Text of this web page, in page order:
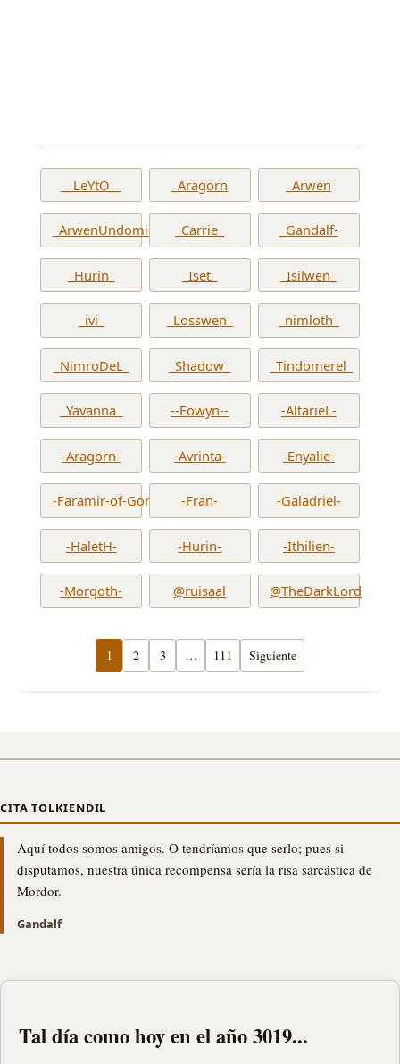
__LeYtO__ _Aragorn _Arwen
_ArwenUndomiel_ _Carrie_ _Gandalf-
_Hurin_ _Iset_ _Isilwen_
_ivi_ _Losswen_ _nimloth_
_NimroDeL_ _Shadow_ _Tindomerel_
_Yavanna_ --Eowyn-- -AltarieL-
-Aragorn- -Avrinta- -Enyalie-
-Faramir-of-Gondor- -Fran- -Galadriel-
-HaletH- -Hurin- -Ithilien-
-Morgoth- @ruisaal @TheDarkLord
1 2 3 … 111 Siguiente
CITA TOLKIENDIL
Aquí todos somos amigos. O tendríamos que serlo; pues si
disputamos, nuestra única recompensa sería la risa sarcástica de
Mordor.
Gandalf
Tal día como hoy en el año 3019...